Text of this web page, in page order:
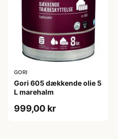
GORI
Gori 605 dækkende olie 5
L marehalm
999,00 kr